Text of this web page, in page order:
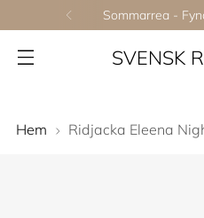
Sommarrea -
SVENSK
Hem Ridjacka Eleena